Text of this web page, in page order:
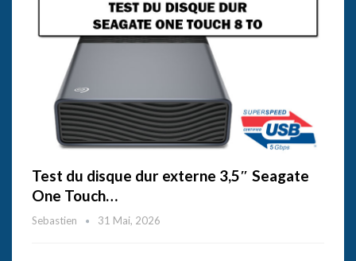
Test du disque dur externe 3,5″ Seagate
One Touch…
Sebastien 31 Mai, 2026